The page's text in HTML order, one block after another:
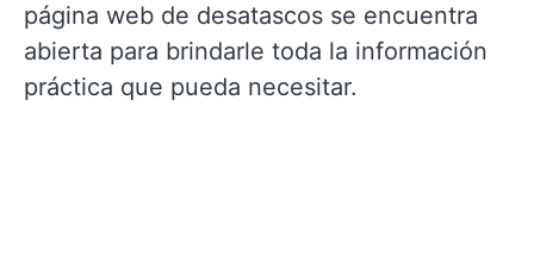
página web de desatascos se encuentra
abierta para brindarle toda la información
práctica que pueda necesitar.